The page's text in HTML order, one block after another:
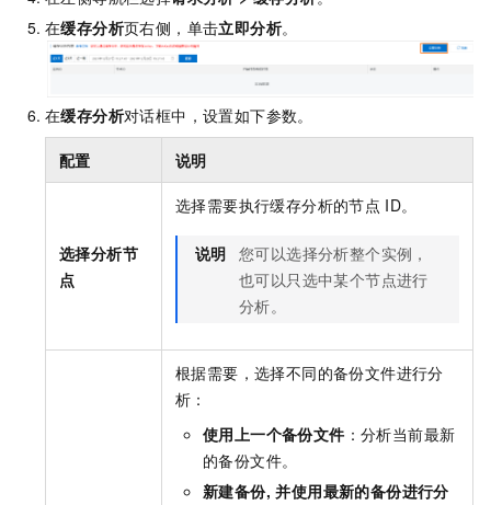
在缓存分析页右侧，单击立即分析。
在缓存分析对话框中，设置如下参数。
配置 说明
选择分析节
点
选择需要执行缓存分析的节点 ID。
说明 您可以选择分析整个实例，
也可以只选中某个节点进行
分析。
根据需要，选择不同的备份文件进行分
析：
使用上一个备份文件 ：分析当前最新
的备份文件。
新建备份, 并使用最新的备份进行分